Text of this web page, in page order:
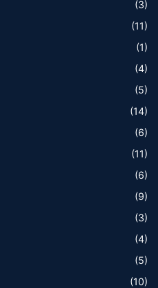
(3)
(11)
(1)
(4)
(5)
(14)
(6)
(11)
(6)
(9)
(3)
(4)
(5)
(10)